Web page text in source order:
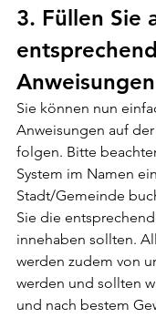
3. Füllen Sie
Sie können nun
Anweisungen auf
folgen. Bitte
System im Namen
Stadt/Gemeinde
Sie die
innehaben sollten.
werden zudem von
werden und sollten
und nach bestem